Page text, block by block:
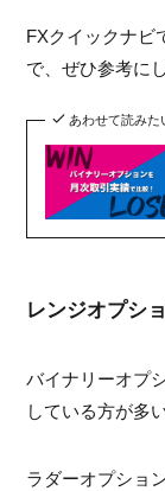
FXクイックナビ
で、ぜひ参考に
あわせて読みた
レンジオプシ
バイナリーオプ
している方が多
ラダーオプショ